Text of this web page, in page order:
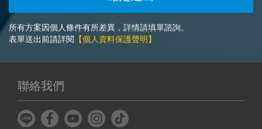
所有方案因個人條件有所差異，詳情請填單諮詢。
表單送出前請詳閱 【個人資料保護聲明】
聯絡我們